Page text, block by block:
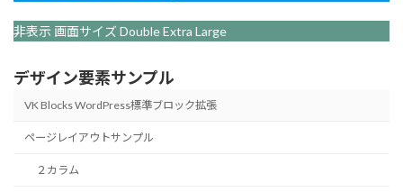
非表示 画面サイズ Double Extra Large
デザイン要素サンプル
VK Blocks WordPress標準ブロック拡張
ページレイアウトサンプル
２カラム